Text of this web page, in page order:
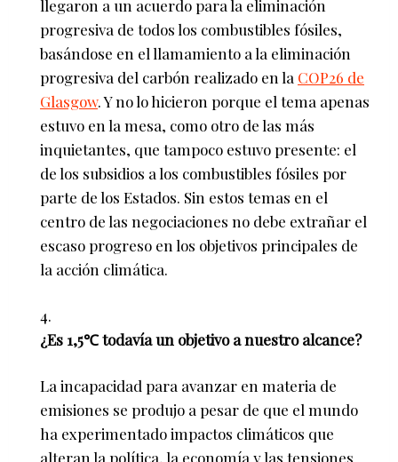
llegaron a un acuerdo para la eliminación
progresiva de todos los combustibles fósiles,
basándose en el llamamiento a la eliminación
progresiva del carbón realizado en la COP26 de
Glasgow. Y no lo hicieron porque el tema apenas
estuvo en la mesa, como otro de las más
inquietantes, que tampoco estuvo presente: el
de los subsidios a los combustibles fósiles por
parte de los Estados. Sin estos temas en el
centro de las negociaciones no debe extrañar el
escaso progreso en los objetivos principales de
la acción climática.
¿Es 1,5℃ todavía un objetivo a nuestro alcance?
La incapacidad para avanzar en materia de
emisiones se produjo a pesar de que el mundo
ha experimentado impactos climáticos que
alteran la política, la economía y las tensiones